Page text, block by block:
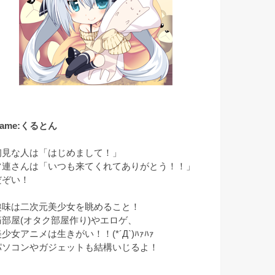
くるとん
な人は「はじめまして！」
連さんは「いつも来てくれてありがとう！！」
い！
味は二次元美少女を眺めること！
屋(オタク部屋作り)やエロゲ、
少女アニメは生きがい！！(*´Д`)ﾊｧﾊｧ
ソコンやガジェットも結構いじるよ！